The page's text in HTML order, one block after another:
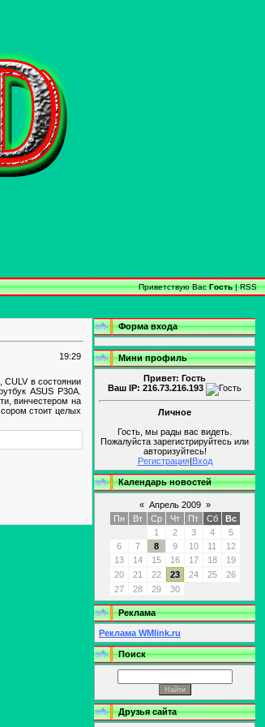
Приветствую ВасГость|RSS
19:29
CULV в состоянии
ASUS P30A.
винчестером на
стоит целых
Форма входа
Мини профиль
Привет: Гость
Ваш IP: 216.73.216.193
Личное
Гость, мы рады вас видеть.
Пожалуйста зарегистрируйтесь или
авторизуйтесь!
Регистрация|Вход
Календарь новостей
« Апрель 2009 »
Пн
Вт Ср Чт Пт Сб
Вс
1
2 3 4
5
6
7 8 9 10 11
12
13
14 15 16 17 18
19
20
21 22 23 24 25
26
27
28 29 30
Реклама
Реклама WMlink.ru
Поиск
Друзья сайта